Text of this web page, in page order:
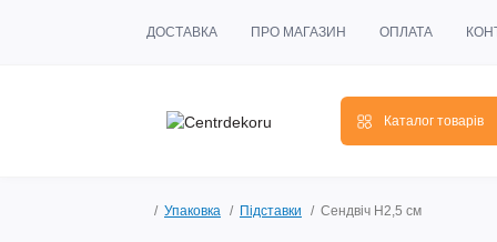
ДОСТАВКА ПРО МАГАЗИН ОПЛАТА
Каталог товарів
Упаковка Підставки Сендвіч H2,5 см